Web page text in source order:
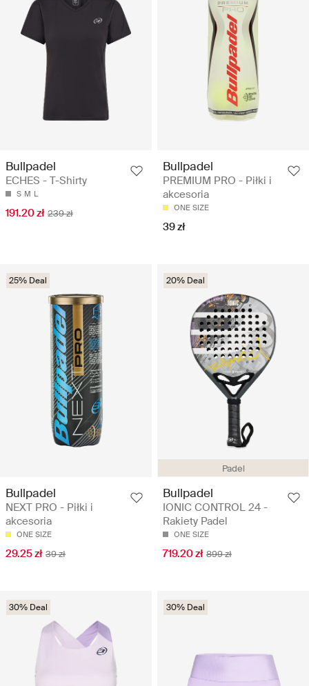
Bullpadel
ECHES - T-Shirty
S M L
191.20 zł 239 zł
Bullpadel
PREMIUM PRO - Piłki i
akcesoria
ONE SIZE
39 zł
25% Deal
Bullpadel
NEXT PRO - Piłki i
akcesoria
ONE SIZE
29.25 zł 39 zł
Padel
20% Deal
Bullpadel
IONIC CONTROL 24 -
Rakiety Padel
ONE SIZE
719.20 zł 899 zł
30% Deal 30% Deal